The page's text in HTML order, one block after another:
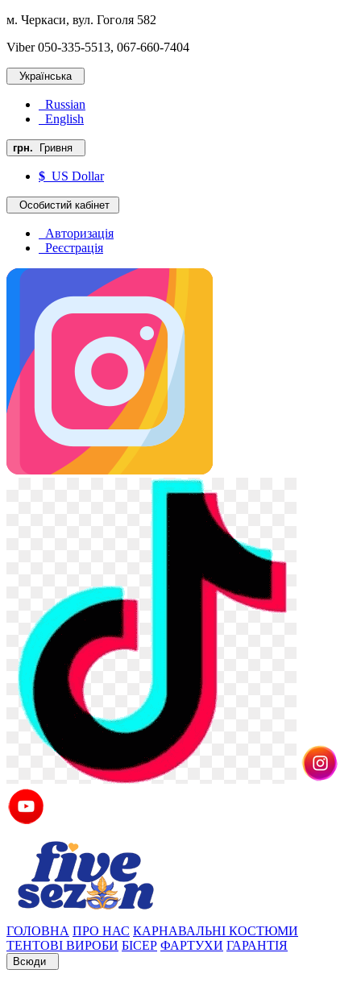
м. Черкаси, вул. Гоголя 582
Viber 050-335-5513, 067-660-7404
Українська
Russian
English
грн. Гривня
$ US Dollar
Особистий кабінет
Авторизація
Реєстрація
ГОЛОВНА ПРО НАС КАРНАВАЛЬНІ КОСТЮМИ
ТЕНТОВІ ВИРОБИ БІСЕР ФАРТУХИ ГАРАНТІЯ
Всюди